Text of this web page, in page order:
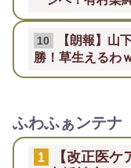
10
【朗報】山
勝！草生えるわ
ふわふぁンテナ
1
【改正医